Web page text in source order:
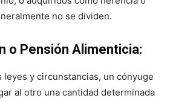
no se dividen.
o Pensión Alimenticia:
leyes y circunstancias, un cónyuge
al otro una cantidad determinada